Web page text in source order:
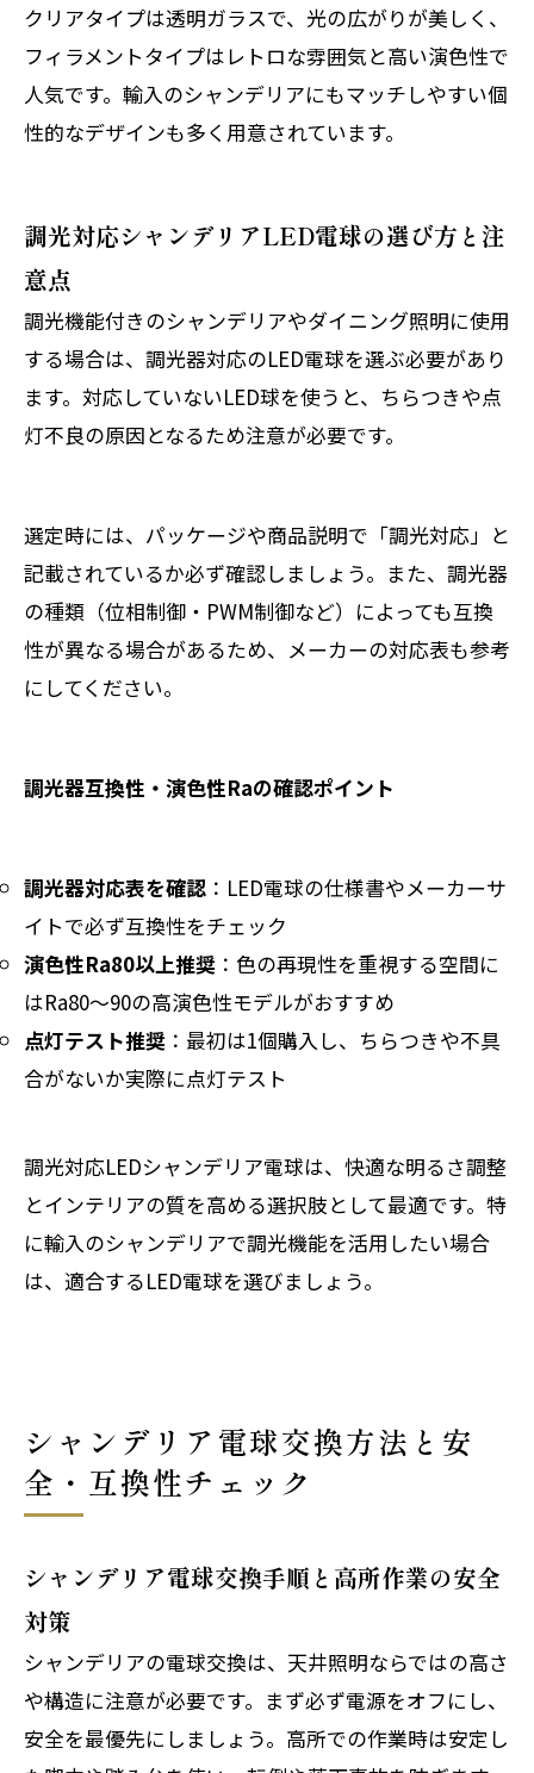
クリアタイプは透明ガラスで、光の広がりが美しく、
フィラメントタイプはレトロな雰囲気と高い演色性で
人気です。輸入のシャンデリアにもマッチしやすい個
性的なデザインも多く用意されています。
調光対応シャンデリアLED電球の選び方と注
意点
調光機能付きのシャンデリアやダイニング照明に使用
する場合は、調光器対応のLED電球を選ぶ必要があり
ます。対応していないLED球を使うと、ちらつきや点
灯不良の原因となるため注意が必要です。
選定時には、パッケージや商品説明で「調光対応」と
記載されているか必ず確認しましょう。また、調光器
の種類（位相制御・PWM制御など）によっても互換
性が異なる場合があるため、メーカーの対応表も参考
にしてください。
調光器互換性・演色性Raの確認ポイント
調光器対応表を確認 ：LED電球の仕様書やメーカーサ
イトで必ず互換性をチェック
演色性Ra80以上推奨 ：色の再現性を重視する空間に
はRa80〜90の高演色性モデルがおすすめ
点灯テスト推奨 ：最初は1個購入し、ちらつきや不具
合がないか実際に点灯テスト
調光対応LEDシャンデリア電球は、快適な明るさ調整
とインテリアの質を高める選択肢として最適です。特
に輸入のシャンデリアで調光機能を活用したい場合
は、適合するLED電球を選びましょう。
シャンデリア電球交換方法と安
全・互換性チェック
シャンデリア電球交換手順と高所作業の安全
対策
シャンデリアの電球交換は、天井照明ならではの高さ
や構造に注意が必要です。まず必ず電源をオフにし、
安全を最優先にしましょう。高所での作業時は安定し